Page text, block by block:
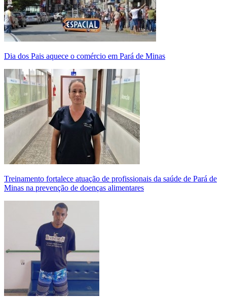
Dia dos Pais aquece o comércio em Pará de Minas
Treinamento fortalece atuação de profissionais da saúde de Pará de
Minas na prevenção de doenças alimentares